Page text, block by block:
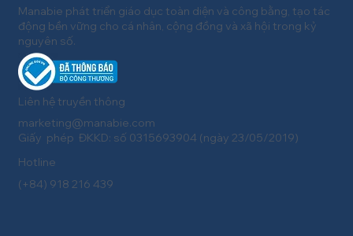
Manabie phát triển giáo dục toàn diện và công bằng, tạo tác
động bền vững cho cá nhân, cộng đồng và xã hội trong kỷ
nguyên số.
Liên hệ truyền thông
marketing@manabie.com
Giấy phép ĐKKD: số 0315693904 (ngày 23/05/2019)
Hotline
(+84) 918 216 439